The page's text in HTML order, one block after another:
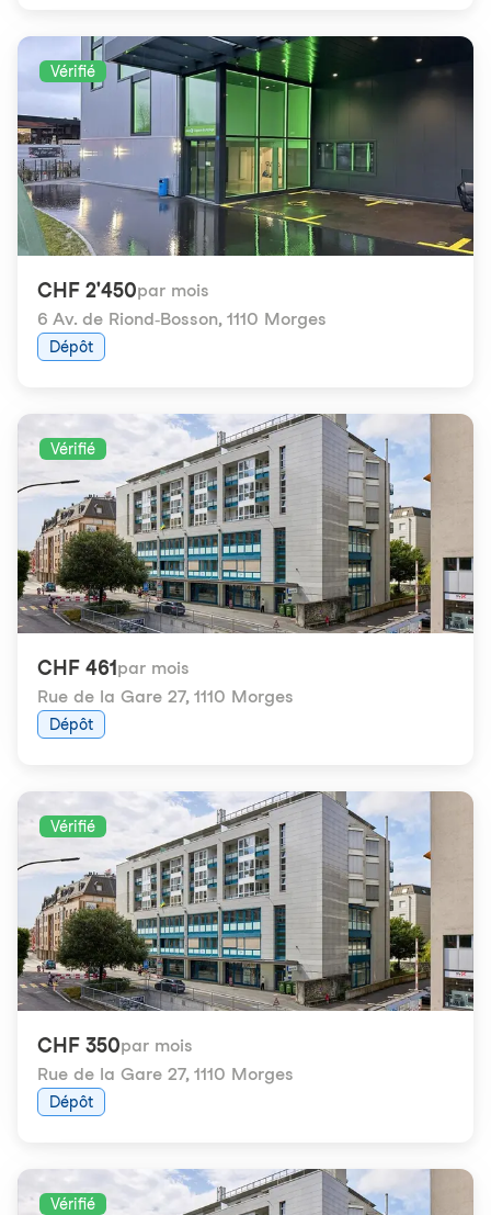
Vérifié
CHF 2'450par mois
6 Av. de Riond-Bosson, 1110 Morges
Dépôt
Vérifié
CHF 461 par mois
Rue de la Gare 27, 1110 Morges
Dépôt
Vérifié
CHF 350par mois
Rue de la Gare 27, 1110 Morges
Dépôt
Vérifié